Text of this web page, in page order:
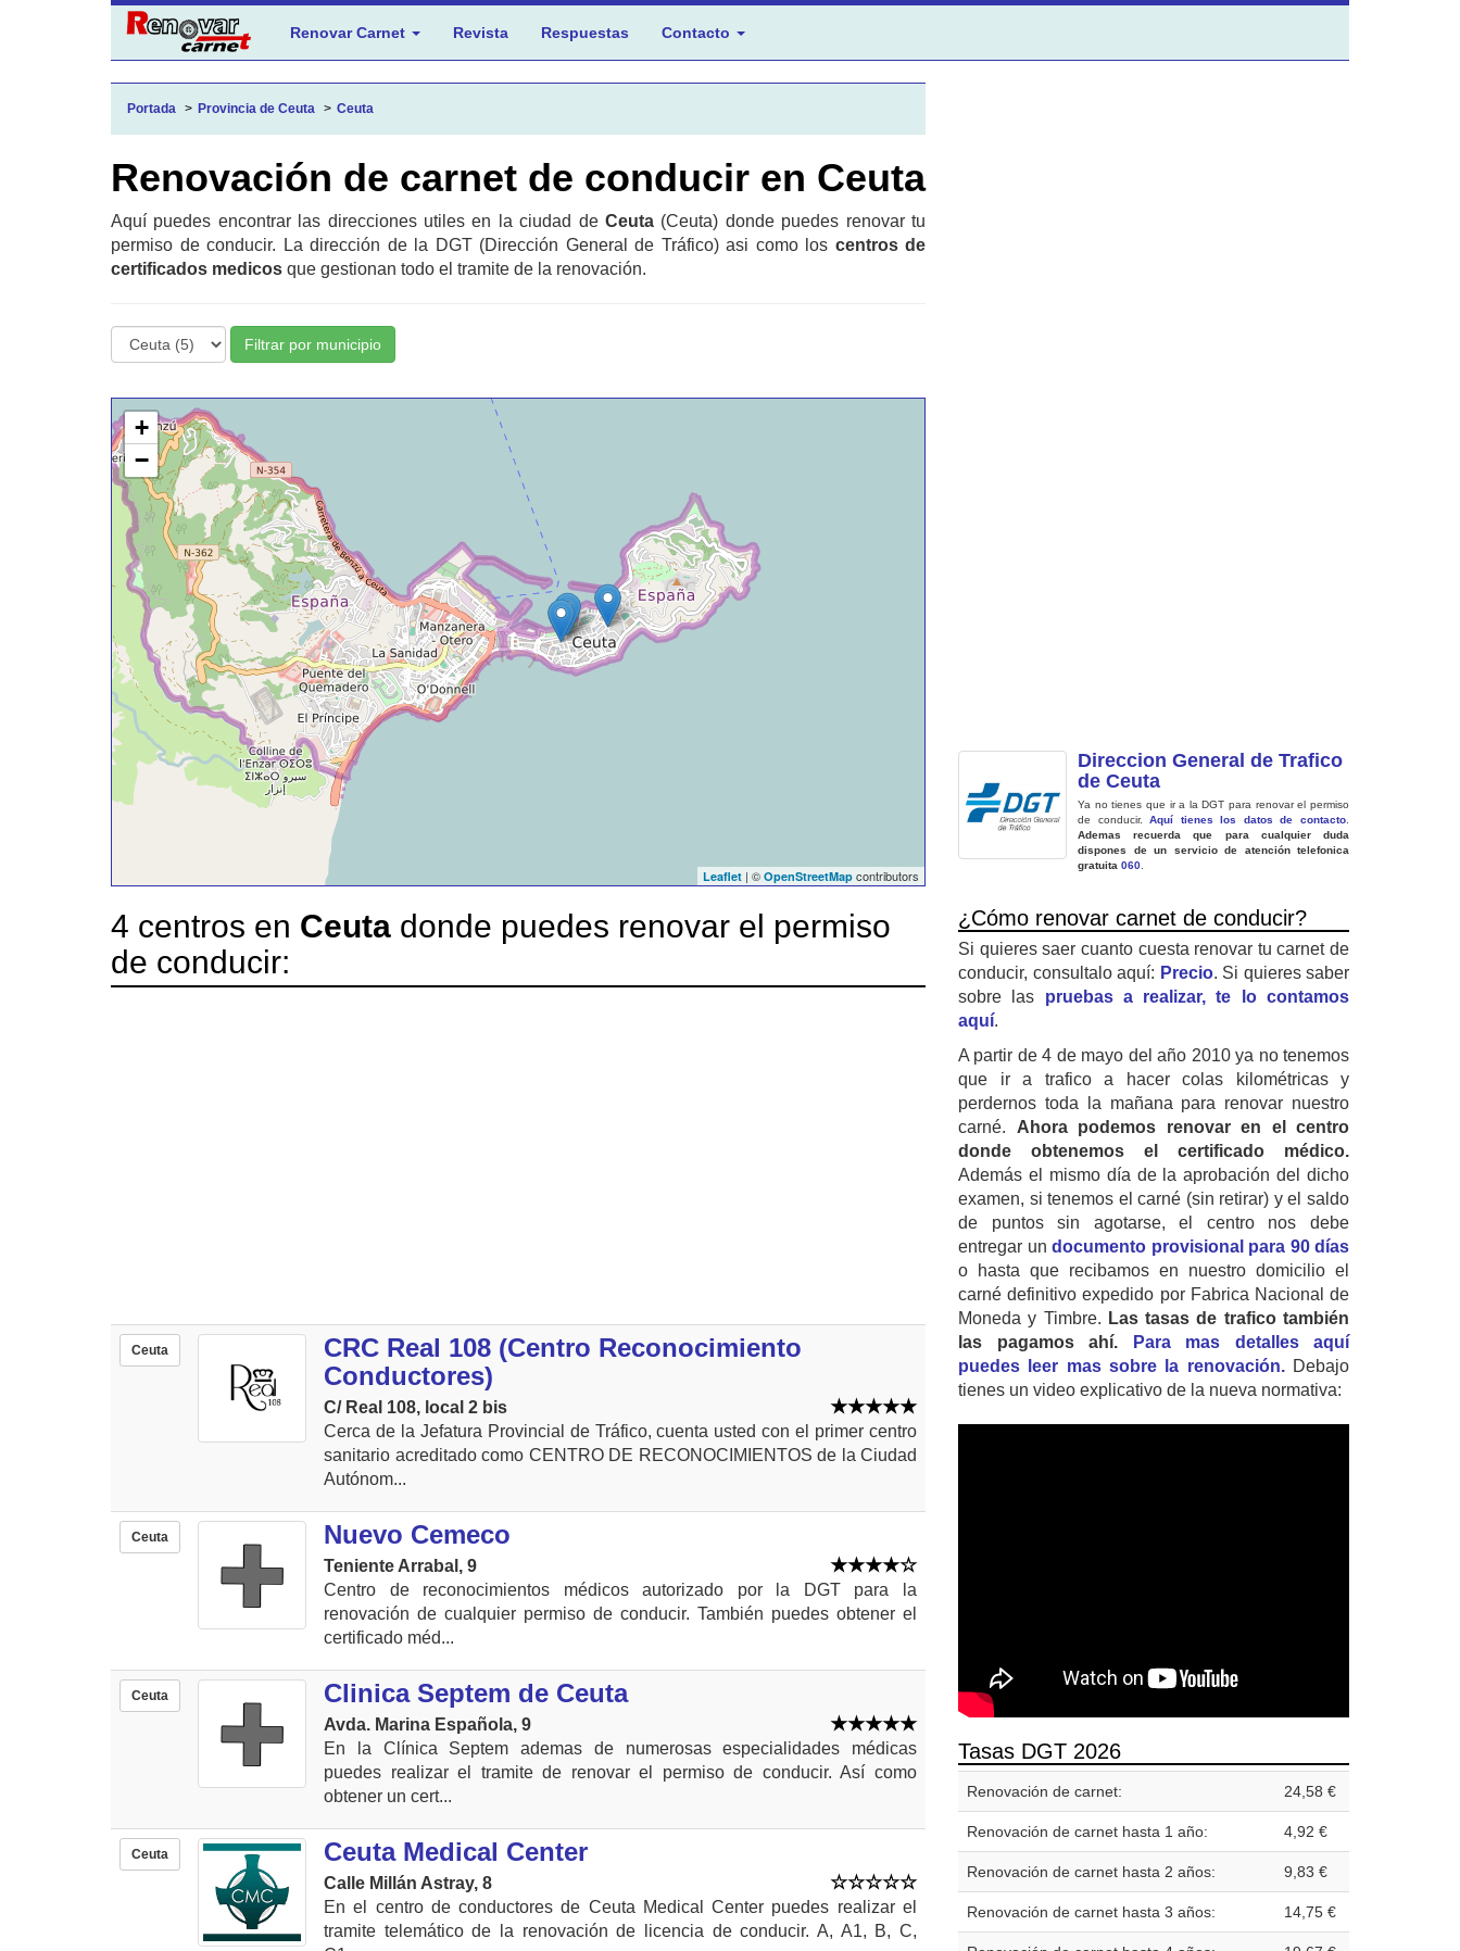
Renovar Carnet Revista Respuestas Contacto
Portada Provincia de Ceuta Ceuta
Renovación de carnet de conducir en Ceuta
Aquí puedes encontrar las direcciones utiles en la ciudad de Ceuta (Ceuta) donde puedes renovar tu
permiso de conducir. La dirección de la DGT (Dirección General de Tráfico) asi como los centros de
certificados medicos que gestionan todo el tramite de la renovación.
Filtrar por municipio
+
−
Leaflet | © OpenStreetMap contributors
4 centros en Ceuta donde puedes renovar el permiso
de conducir:
Ceuta
CRC Real 108 (Centro Reconocimiento
Conductores)
C/ Real 108, local 2 bis
Cerca de la Jefatura Provincial de Tráfico, cuenta usted con el primer centro
sanitario acreditado como CENTRO DE RECONOCIMIENTOS de la Ciudad
Autónom...
Ceuta Nuevo Cemeco
Teniente Arrabal, 9
Centro de reconocimientos médicos autorizado por la DGT para la
renovación de cualquier permiso de conducir. También puedes obtener el
certificado méd...
Ceuta Clinica Septem de Ceuta
Avda. Marina Española, 9
En la Clínica Septem ademas de numerosas especialidades médicas
puedes realizar el tramite de renovar el permiso de conducir. Así como
obtener un cert...
Ceuta Ceuta Medical Center
Calle Millán Astray, 8
En el centro de conductores de Ceuta Medical Center puedes realizar el
tramite telemático de la renovación de licencia de conducir. A, A1, B, C,
Direccion General de Trafico
de Ceuta
Ya no tienes que ir a la DGT para renovar el permiso
de conducir.Aquí tienes los datos de contacto
Ademas recuerda que para cualquier duda
dispones de un servicio de atención telefonica
gratuita 060
¿Cómo renovar carnet de conducir?
Si quieres saer cuanto cuesta renovar tu carnet de
conducir, consultalo aquí: Precio. Si quieres saber
sobre las pruebas a realizar, te lo contamos
aquí.
A partir de 4 de mayo del año 2010 ya no tenemos
que ir a trafico a hacer colas kilométricas y
perdernos toda la mañana para renovar nuestro
carné. Ahora podemos renovar en el centro
donde obtenemos el certificado médico.
Además el mismo día de la aprobación del dicho
examen, si tenemos el carné (sin retirar) y el saldo
de puntos sin agotarse, el centro nos debe
entregar un documento provisional para 90 días
o hasta que recibamos en nuestro domicilio el
carné definitivo expedido por Fabrica Nacional de
Moneda y Timbre. Las tasas de trafico también
las pagamos ahí.
Para mas detalles aquí
puedes leer mas sobre la renovación.Debajo
tienes un video explicativo de la nueva normativa:
Tasas DGT 2026
Renovación de carnet: 24,58 €
Renovación de carnet hasta 1 año: 4,92 €
Renovación de carnet hasta 2 años: 9,83 €
Renovación de carnet hasta 3 años: 14,75 €